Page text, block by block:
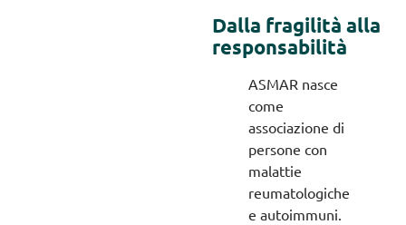
Dalla fragilità alla
responsabilità
ASMAR nasce
come
associazione di
persone con
malattie
reumatologiche
e autoimmuni.